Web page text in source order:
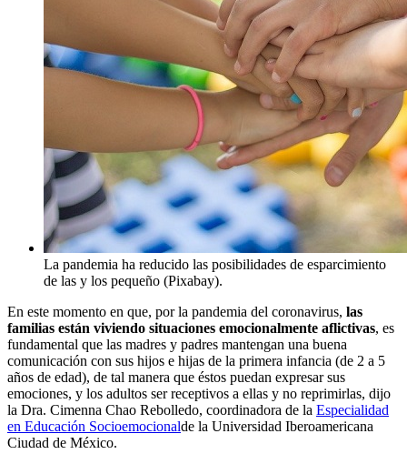
La pandemia ha reducido las posibilidades de esparcimiento
de las y los pequeño (Pixabay).
En este momento en que, por la pandemia del coronavirus, las
familias están viviendo situaciones emocionalmente aflictivas, es
fundamental que las madres y padres mantengan una buena
comunicación con sus hijos e hijas de la primera infancia (de 2 a 5
años de edad), de tal manera que éstos puedan expresar sus
emociones, y los adultos ser receptivos a ellas y no reprimirlas, dijo
la Dra. Cimenna Chao Rebolledo, coordinadora de la Especialidad
en Educación Socioemocionalde la Universidad Iberoamericana
Ciudad de México.